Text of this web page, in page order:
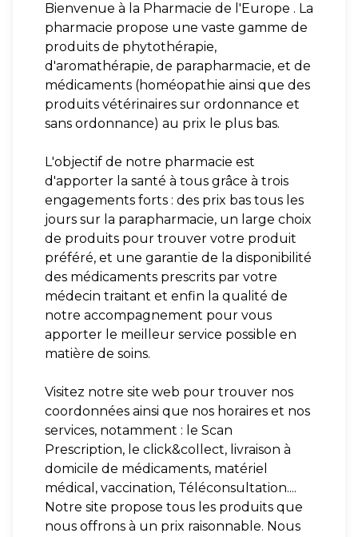
Bienvenue à la Pharmacie de l'Europe . La
pharmacie propose une vaste gamme de
produits de phytothérapie,
d'aromathérapie, de parapharmacie, et de
médicaments (homéopathie ainsi que des
produits vétérinaires sur ordonnance et
sans ordonnance) au prix le plus bas.
L'objectif de notre pharmacie est
d'apporter la santé à tous grâce à trois
engagements forts : des prix bas tous les
jours sur la parapharmacie, un large choix
de produits pour trouver votre produit
préféré, et une garantie de la disponibilité
des médicaments prescrits par votre
médecin traitant et enfin la qualité de
notre accompagnement pour vous
apporter le meilleur service possible en
matière de soins.
Visitez notre site web pour trouver nos
coordonnées ainsi que nos horaires et nos
services, notamment : le Scan
Prescription, le click&collect, livraison à
domicile de médicaments, matériel
médical, vaccination, Téléconsultation....
Notre site propose tous les produits que
nous offrons à un prix raisonnable. Nous